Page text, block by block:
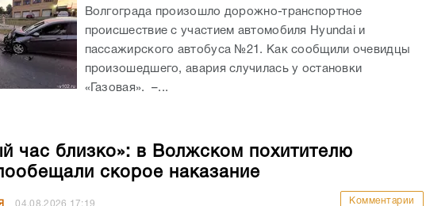
Волгограда произошло дорожно-транспортное
происшествие с участием автомобиля Hyundai и
пассажирского автобуса №21. Как сообщили очевидцы
произошедшего, авария случилась у остановки
«Газовая». –...
час близко»: в Волжском похитителю
скорое наказание
04.08.2026 17:19 Комментарии